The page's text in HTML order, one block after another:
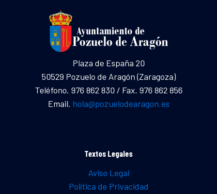
Plaza de España 20
50529 Pozuelo de Aragón (Zaragoza)
Teléfono. 976 862 830 / Fax. 976 862 856
Email. hola@pozuelodearagon.es
Textos Legales
Aviso Legal
Política de Privacidad